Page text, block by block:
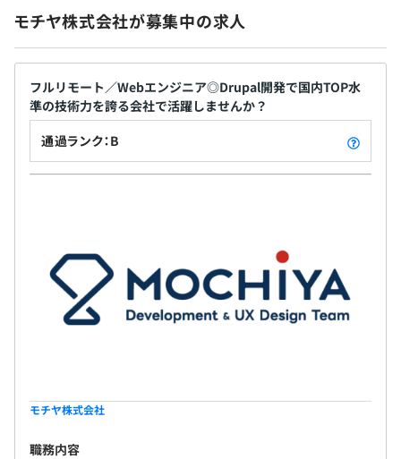
■05：テスト計画／実施／レビュー
シナリオテスト書、テスト計画書を作成します。
テスト計画では、どういったテストをおこない、どのよう
な結果が出ると合格かを決定します。
計画した手順に従い細かくテストを実施し、不具合や調整
が必要な箇所の改修・調整をおこない、再テストをおこな
うなど繰り返し合格判定まで繰り返します。
■06：本番リリース
期日までにテストに合格すると、本番リリース予定日に公
開します。
テストの結果がリリースの合格判定に達していない場合な
3カ月（待遇・給与に変更はありません）
モチヤ株式会社が募集中の求人
フルリモート／Webエンジニア◎Drupal開発で国内TOP水
準の技術力を誇る会社で活躍しませんか？
通過ランク：B
モチヤ株式会社
職務内容